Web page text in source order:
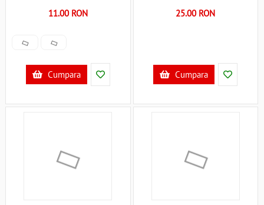
11.00 RON
Cumpara
25.00 RON
Cumpara